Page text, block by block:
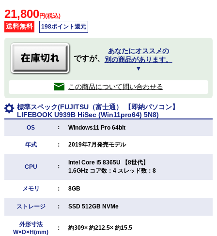
21,800円(税込)
送料無料 198ポイント還元
ですが、
あなたにオススメの
別の商品があります。
▼
この商品について問い合わせる
標準スペック(FUJITSU（富士通） 【即納パソコン】
LIFEBOOK U939B HiSec (Win11pro64) 5N8)
OS ： Windows11 Pro 64bit
年式 ： 2019年7月発売モデル
CPU ：
Intel Core i5 8365U 【8世代】
1.6GHz コア数：4 スレッド数：8
メモリ ： 8GB
ストレージ ： SSD 512GB NVMe
外形寸法
W×D×H(mm)
： 約309× 約212.5× 約15.5